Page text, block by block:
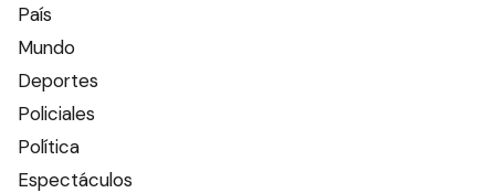
País
Mundo
Deportes
Policiales
Política
Espectáculos